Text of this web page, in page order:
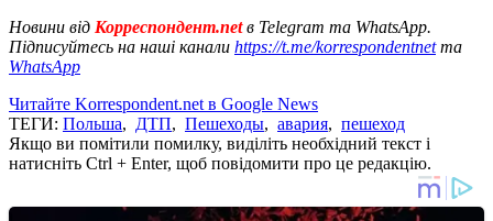
Новини від Корреспондент.netв Telegram та WhatsApp.
Підписуйтесь на наші канали https://t.me/korrespondentnetта
WhatsApp
Читайте Korrespondent.net в Google News
ТЕГИ: Польша, ДТП, Пешеходы, авария, пешеход
Якщо ви помітили помилку, виділіть необхідний текст і
натисніть Ctrl + Enter, щоб повідомити про це редакцію.